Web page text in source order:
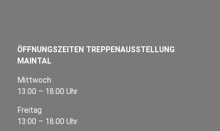
ÖFFNUNGSZEITEN TREPPENAUSSTELLUNG
MAINTAL
Mittwoch
13:00 – 18.00 Uhr
Freitag
13:00 – 18.00 Uhr